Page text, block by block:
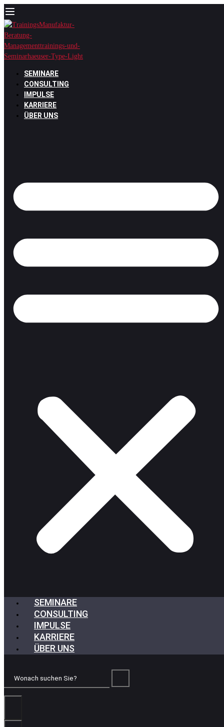
Zum
Inhalt
springen
SEMINARE
CONSULTING
IMPULSE
KARRIERE
ÜBER UNS
SEMINARE
CONSULTING
IMPULSE
KARRIERE
ÜBER UNS
Wonach
Sie?